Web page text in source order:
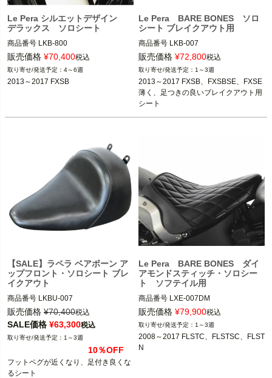
Le Pera シルエットデザイン
デラックス ソロシート
商品番号 LKB-800
D型番：0802-0875
販売価格 ¥70,400税込
4～6週
2013～2017 FXSB
Le Pera BARE BONES ソロ
シート ブレイクアウト用
商品番号 LKB-007
D型番：0802-0873,メーカー型番：LK
B-007,B型番：674490
2013～2018 FXSB、FXSBSE、FXSE
Le Pera(ラペラ)
販売価格 ¥72,800税込
1～3週
2013～2017 FXSB、FXSBSE、FXSE
薄く、足つきの良いブレイクアウト用
シート
【SALE】ラペラ ベアボーン ア
ップフロント・ソロシート ブレ
イクアウト
商品番号 LKBU-007
D型番：0802-0874,メーカー型番：LK
BU-007,B型番：674491
2013～2018 FXSB、FXSBSE、FXSE
Le Pera(ラペラ)
販売価格 ¥70,400税込
SALE価格 ¥63,300税込
1～3週
10％OFF
フットペグが近くなり、足付き良くな
るシート
Le Pera BARE BONES ダイ
アモンドスティッチ・ソロシー
ト ソフテイル用
商品番号 LXE-007DM
2008～2017 FLSTC、FLSTSC、FLST
Le Pera（ラペラ）
販売価格 ¥79,900税込
1～3週
2008～2017 FLSTC、FLSTSC、FLST
N